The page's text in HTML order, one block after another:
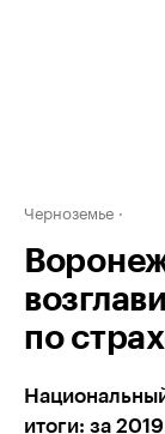
Черноземье
по
итоги: за